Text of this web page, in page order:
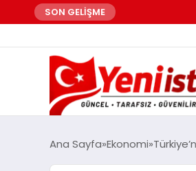
SON GELİŞME
Ana Sayfa Ekonomi